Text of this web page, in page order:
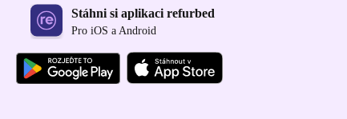
Stáhni si aplikaci refurbed
Pro iOS a Android